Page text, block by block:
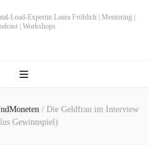
Load-Expertin Laura Fröhlich | Mentoring |
| Workshops
/ Die Geldfrau im Interview
Gewinnspiel)